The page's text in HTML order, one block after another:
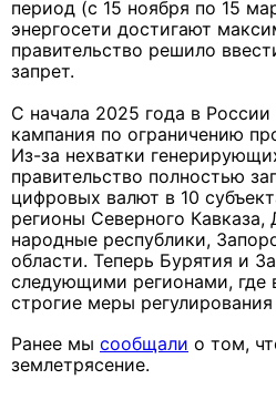
период (с 15 ноября по 15
энергосети достигают
правительство решило
запрет.
С начала 2025 года в
кампания по ограничению
Из-за нехватки
правительство полностью
цифровых валют в 10
регионы Северного
народные республики,
области. Теперь Бурятия и
следующими регионами, где
строгие меры
Ранее мы сообщали о том,
землетрясение.